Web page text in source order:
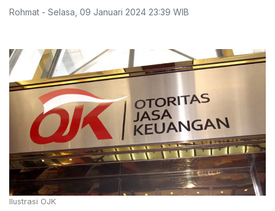
Rohmat - Selasa 09 Januari 2024 23:39 WIB
Ilustrasi OJK